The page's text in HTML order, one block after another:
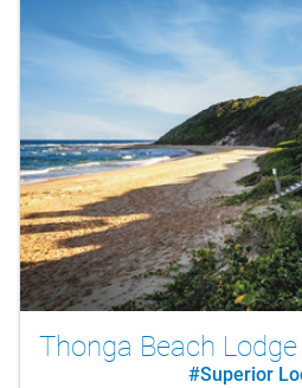
Thonga Beach Lodge
#Superior